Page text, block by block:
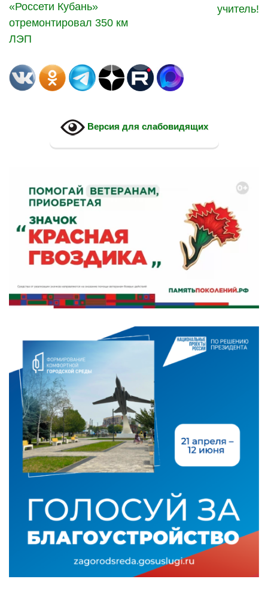
«Россети Кубань»
отремонтировал 350 км
ЛЭП
учитель!
Версия для слабовидящих